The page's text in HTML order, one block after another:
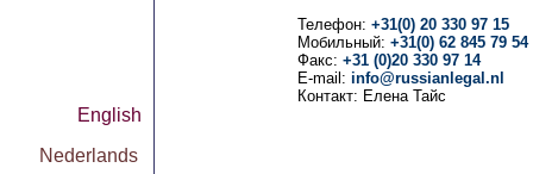
Телефон: +31(0) 20 330 97 15
Мобильный: +31(0) 62 845 79 54
Факс: +31 (0)20 330 97 14
E-mail: info@russianlegal.nl
Контакт: Елена Тайс
English
Nederlands